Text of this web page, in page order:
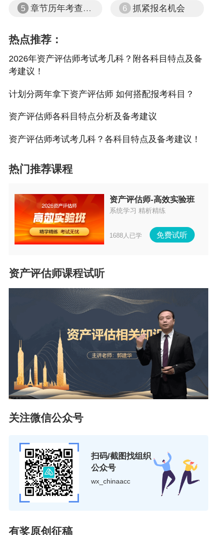
2026年资产评估师报名正在进行中 报名后如何开启学习？
5 章节历年考查题型 6 抓紧报名机会
热点推荐：
2026年资产评估师考试考几科？附各科目特点及备
考建议！
计划分两年拿下资产评估师 如何搭配报考科目？
资产评估师各科目特点分析及备考建议
资产评估师考试考几科？各科目特点及备考建议！
热门推荐课程
资产评估师-高效实验班
系统学习 精析精练
1688人已学 免费试听
资产评估师课程试听
关注微信公众号
扫码/截图找组织
公众号
wx_chinaacc
有奖原创征稿